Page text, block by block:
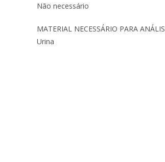
Não necessário
MATERIAL NECESSÁRIO PARA
Urina